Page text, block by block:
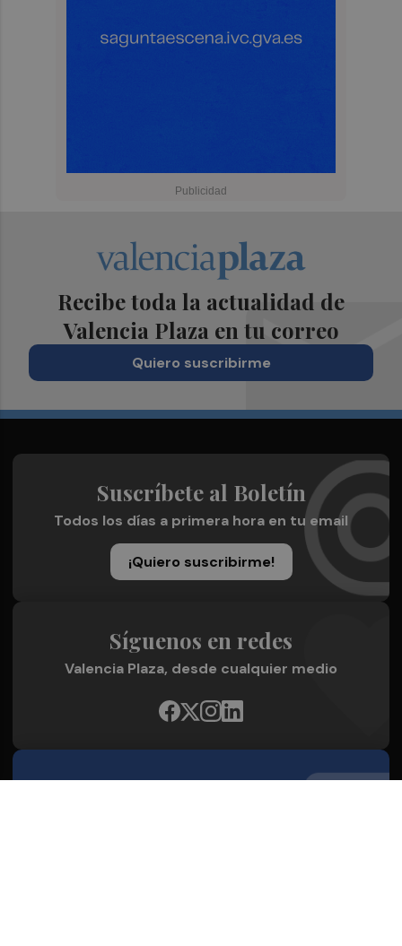
Recibe toda la actualidad de
Valencia Plaza en tu correo
Quiero suscribirme
Suscríbete al Boletín
Todos los días a primera hora en tu email
¡Quiero suscribirme!
Síguenos en redes
Valencia Plaza, desde cualquier medio
Quienes Somos